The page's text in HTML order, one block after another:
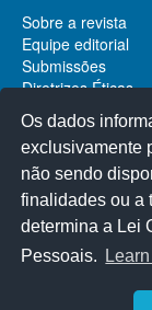
Os dados
exclusivamente
não sendo
finalidades ou a
determina a Lei
Pessoais.
Sobre a revista
Equipe editorial
Submissões
Diretrizes Éticas
Contato
Revista de Direito
Revista de Direito
REVISTA
ISSN-L 2318-
SEPN 515
+55 61 3031-